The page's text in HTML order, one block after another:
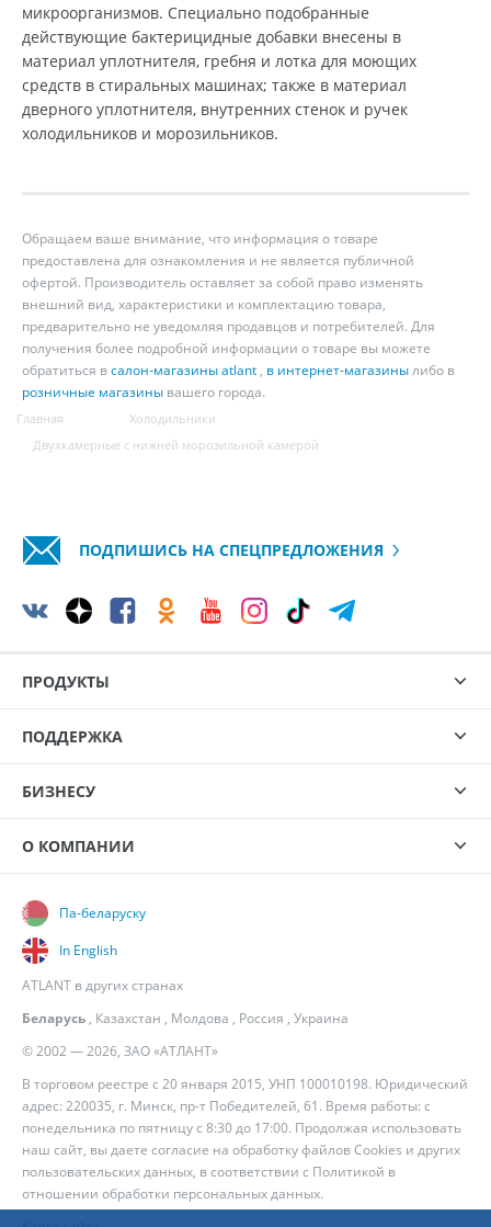
микроорганизмов. Специально подобранные
действующие бактерицидные добавки внесены в
материал уплотнителя, гребня и лотка для моющих
средств в стиральных машинах; также в материал
дверного уплотнителя, внутренних стенок и ручек
холодильников и морозильников.
Обращаем ваше внимание, что информация о товаре
предоставлена для ознакомления и не является публичной
офертой. Производитель оставляет за собой право изменять
внешний вид, характеристики и комплектацию товара,
предварительно не уведомляя продавцов и потребителей. Для
получения более подробной информации о товаре вы можете
обратиться всалон-магазины atlant , в интернет-магазинылибо в
розничные магазины вашего города.
Главная
Холодильники
Двухкамерные с нижней морозильной камерой
ПОДПИШИСЬ НА СПЕЦПРЕДЛОЖЕНИЯ
ПРОДУКТЫ
ПОДДЕРЖКА
БИЗНЕСУ
О КОМПАНИИ
© 2002 — 2026, ЗАО «АТЛАНТ»
В торговом реестре с 20 января 2015, УНП 100010198. Юридический
адрес: 220035, г. Минск, пр-т Победителей, 61. Время работы: с
понедельника по пятницу с 8:30 до 17:00. Продолжая использовать
наш сайт, вы даете согласие на обработку файлов Cookies и других
пользовательских данных, в соответствии с Политикой в
отношении обработки персональных данных.
Па-беларуску
In English
ATLANT в других странах
Беларусь , Казахстан , Молдова , Россия , Украина